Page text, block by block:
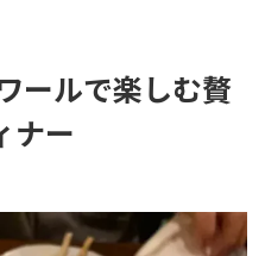
ールで楽しむ贅
ナー